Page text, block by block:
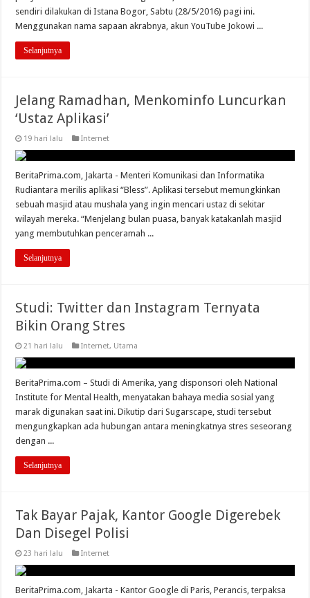
sendiri dilakukan di Istana Bogor, Sabtu (28/5/2016) pagi ini.
Menggunakan nama sapaan akrabnya, akun YouTube Jokowi ...
Selanjutnya
Jelang Ramadhan, Menkominfo Luncurkan
‘Ustaz Aplikasi’
19 hari lalu Internet
BeritaPrima.com, Jakarta - Menteri Komunikasi dan Informatika
Rudiantara merilis aplikasi “Bless”. Aplikasi tersebut memungkinkan
sebuah masjid atau mushala yang ingin mencari ustaz di sekitar
wilayah mereka. “Menjelang bulan puasa, banyak katakanlah masjid
yang membutuhkan penceramah ...
Selanjutnya
Studi: Twitter dan Instagram Ternyata
Bikin Orang Stres
21 hari lalu Internet, Utama
BeritaPrima.com – Studi di Amerika, yang disponsori oleh National
Institute for Mental Health, menyatakan bahaya media sosial yang
marak digunakan saat ini. Dikutip dari Sugarscape, studi tersebut
mengungkapkan ada hubungan antara meningkatnya stres seseorang
dengan ...
Selanjutnya
Tak Bayar Pajak, Kantor Google Digerebek
Dan Disegel Polisi
23 hari lalu Internet
BeritaPrima.com, Jakarta - Kantor Google di Paris, Perancis, terpaksa